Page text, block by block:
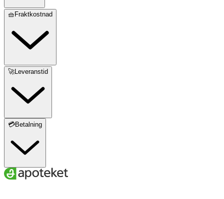
🧺Fraktkostnad
🚀Leveranstid
💳Betalning